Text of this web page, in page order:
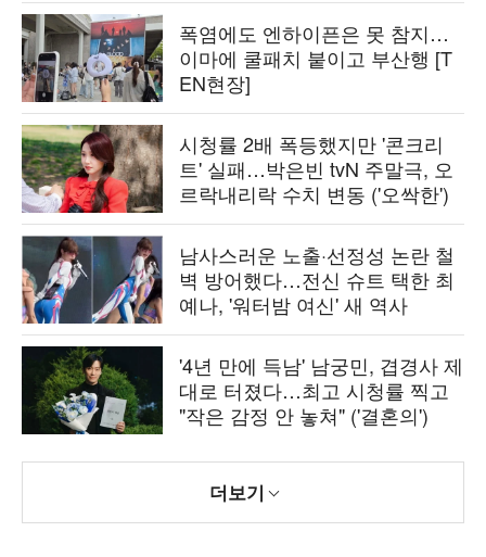
폭염에도 엔하이픈은 못 참지…
이마에 쿨패치 붙이고 부산행 [T
EN현장]
시청률 2배 폭등했지만 '콘크리
트' 실패…박은빈 tvN 주말극, 오
르락내리락 수치 변동 ('오싹한')
남사스러운 노출·선정성 논란 철
벽 방어했다…전신 슈트 택한 최
예나, '워터밤 여신' 새 역사
'4년 만에 득남' 남궁민, 겹경사 제
대로 터졌다…최고 시청률 찍고
"작은 감정 안 놓쳐" ('결혼의')
더보기